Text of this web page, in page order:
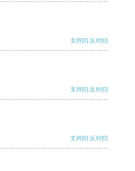
支持[0] 反对[0]
支持[0] 反对[0]
支持[0] 反对[0]